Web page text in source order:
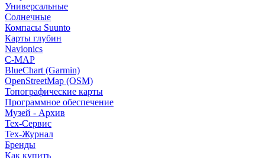
Универсальные
Солнечные
Компасы Suunto
Карты глубин
Navionics
C-MAP
BlueChart (Garmin)
OpenStreetMap (OSM)
Топографические карты
Программное обеспечение
Музей - Архив
Tex-Сервис
Тех-Журнал
Бренды
Как купить